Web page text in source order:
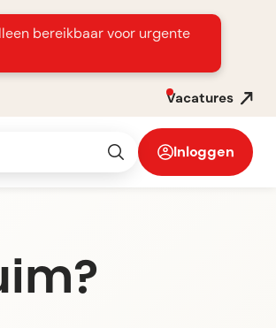
bereikbaar voor urgente
Vacatures
Inloggen